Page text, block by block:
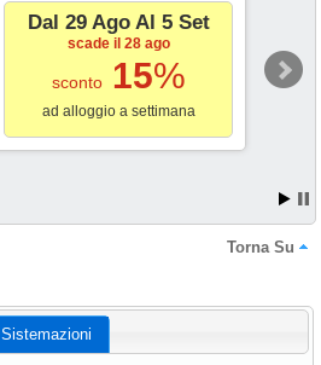
Dal 29 Ago Al 5 Set
scade il 28 ago
sconto 15%
ad alloggio a settimana
Torna Su
Sistemazioni